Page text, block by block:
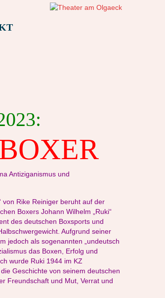
Antiziganismus und
von Rike Reiniger beruht auf der
Boxers Johann Wilhelm „Ruki“
des deutschen Boxsports und
Aufgrund seiner
jedoch als sogenannten „undeutsch
das Boxen, Erfolg und
wurde Ruki 1944 im KZ
Geschichte von seinem deutschen
Freundschaft und Mut, Verrat und